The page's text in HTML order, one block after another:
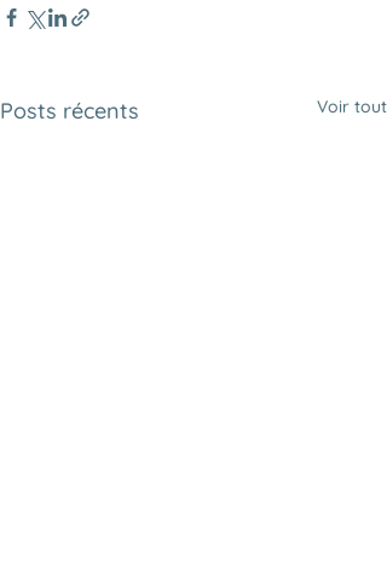
Posts récents Voir tout